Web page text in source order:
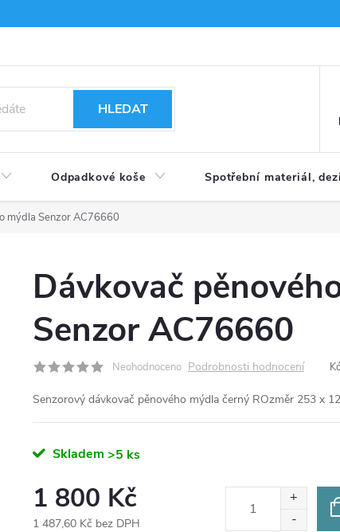
HLEDAT
Odpadkové koše Spotřební materiál,
mýdla Senzor AC76660
Dávkovač
Senzor AC76660
Neohodnoceno Podrobnosti hodnocení
Senzorový dávkovač pěnového mýdla černý ROzměr 253 x
Skladem >5 ks
1 800 Kč
1 487,60 Kč bez DPH